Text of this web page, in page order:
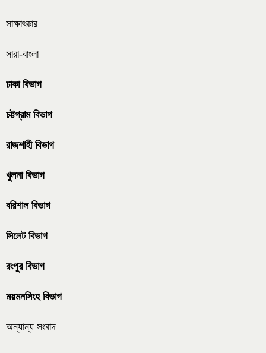
সাক্ষাৎকার
সারা-বাংলা
ঢাকা বিভাগ
চট্টগ্রাম বিভাগ
রাজশাহী বিভাগ
খুলনা বিভাগ
বরিশাল বিভাগ
সিলেট বিভাগ
রংপুর বিভাগ
ময়মনসিংহ বিভাগ
অন্যান্য সংবাদ